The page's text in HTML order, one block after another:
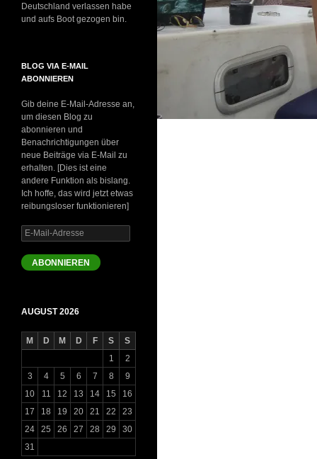
Deutschland verlassen habe
und aufs Boot gezogen bin.
BLOG VIA E-MAIL
ABONNIEREN
Gib deine E-Mail-Adresse an,
um diesen Blog zu
abonnieren und
Benachrichtigungen über
neue Beiträge via E-Mail zu
erhalten. [Dies ist eine
andere Funktion als bislang.
Ich hoffe, das wird jetzt etwas
reibungsloser funktionieren]
E-
Mail-
Adresse
ABONNIEREN
AUGUST 2026
M D M D F S
S
1
2
3
4 5 6 7 8
9
10
11 12 13 14 15
16
17
18 19 20 21 22
23
24
25 26 27 28 29
30
31